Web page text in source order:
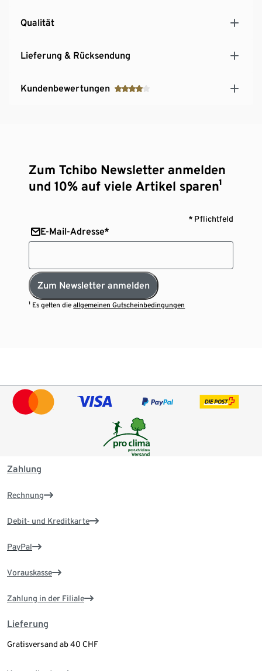
Qualität
Lieferung & Rücksendung
Kundenbewertungen
Zum Tchibo Newsletter anmelden
und 10% auf viele Artikel sparen¹
* Pflichtfeld
E-Mail-Adresse*
Zum Newsletter anmelden
¹ Es gelten dieallgemeinen Gutscheinbedingungen
Zahlung
Rechnung
Debit- und Kreditkarte
PayPal
Vorauskasse
Zahlung in der Filiale
Lieferung
Gratisversand ab 40 CHF